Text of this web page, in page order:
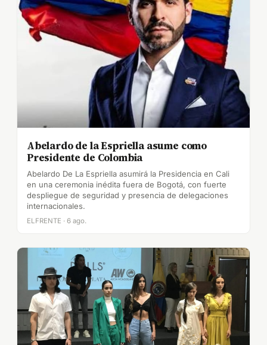
Abelardo de la Espriella asume como
Presidente de Colombia
Abelardo De La Espriella asumirá la Presidencia en Cali
en una ceremonia inédita fuera de Bogotá, con fuerte
despliegue de seguridad y presencia de delegaciones
internacionales.
ELFRENTE · 6 ago.